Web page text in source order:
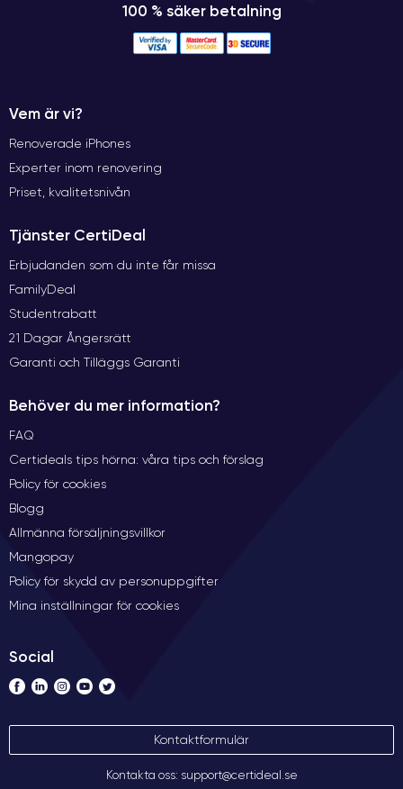
100 % säker betalning
Vem är vi?
Renoverade iPhones
Experter inom renovering
Priset, kvalitetsnivån
Tjänster CertiDeal
Erbjudanden som du inte får missa
FamilyDeal
Studentrabatt
21 Dagar Ångersrätt
Garanti och Tilläggs Garanti
Behöver du mer information?
FAQ
Certideals tips hörna: våra tips och förslag
Policy för cookies
Blogg
Allmänna försäljningsvillkor
Mangopay
Policy för skydd av personuppgifter
Mina inställningar för cookies
Social
Kontaktformulär
Kontakta oss: support@certideal.se